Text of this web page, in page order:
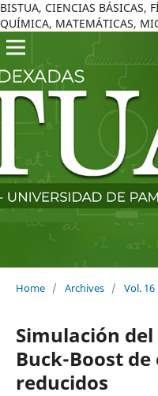
BISTUA, CIENCIAS BÁSICAS,
QUÍMICA, MATEMÁTICAS,
Home / Archives / Vol. 16
Simulación
Buck-Boost
reducidos